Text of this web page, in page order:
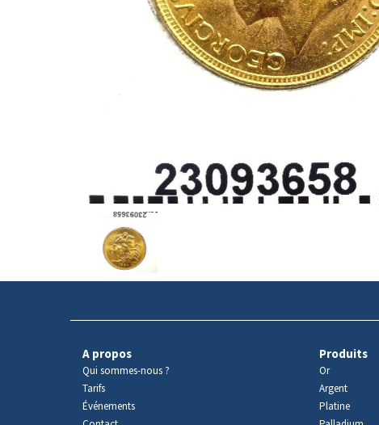
produit
A propos
Qui sommes-nous ?
Tarifs
Événements
Produits
Or
Argent
Platine